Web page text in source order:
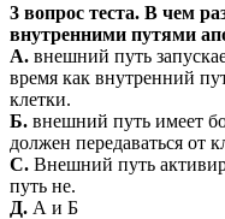
3 вопрос теста. В чем
внутренними путями
А. внешний путь
время как внутренний
клетки.
Б. внешний путь имеет
должен передаваться от
С. Внешний путь
путь не.
Д. А и Б